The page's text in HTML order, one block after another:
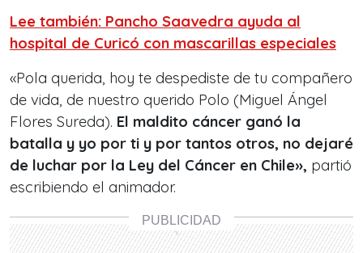
Lee también: Pancho Saavedra ayuda al
hospital de Curicó con mascarillas especiales
«Pola querida, hoy te despediste de tu compañero
de vida, de nuestro querido Polo (Miguel Ángel
Flores Sureda). El maldito cáncer ganó la
batalla y yo por ti y por tantos otros, no dejaré
de luchar por la Ley del Cáncer en Chile», partió
escribiendo el animador.